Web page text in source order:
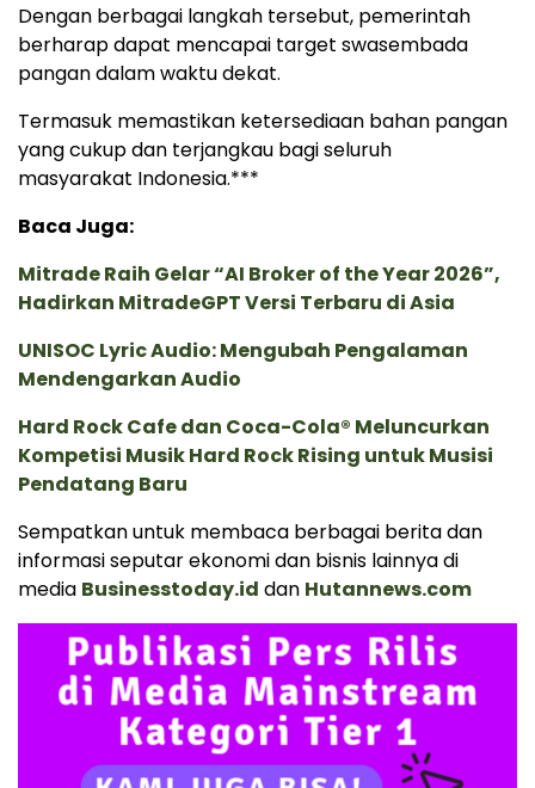
Dengan berbagai langkah tersebut, pemerintah
berharap dapat mencapai target swasembada
pangan dalam waktu dekat.
Termasuk memastikan ketersediaan bahan pangan
yang cukup dan terjangkau bagi seluruh
masyarakat Indonesia.***
Baca Juga:
Mitrade Raih Gelar “AI Broker of the Year 2026”,
Hadirkan MitradeGPT Versi Terbaru di Asia
UNISOC Lyric Audio: Mengubah Pengalaman
Mendengarkan Audio
Hard Rock Cafe dan Coca-Cola® Meluncurkan
Kompetisi Musik Hard Rock Rising untuk Musisi
Pendatang Baru
Sempatkan untuk membaca berbagai berita dan
informasi seputar ekonomi dan bisnis lainnya di
media Businesstoday.id dan Hutannews.com